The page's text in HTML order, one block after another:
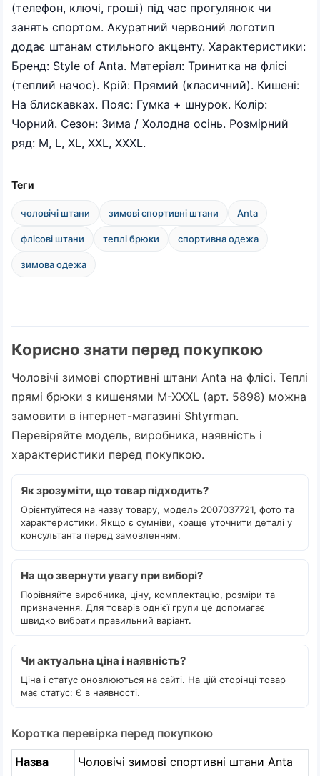
(телефон, ключі, гроші) під час прогулянок чи
занять спортом. Акуратний червоний логотип
додає штанам стильного акценту. Характеристики:
Бренд: Style of Anta. Матеріал: Тринитка на флісі
(теплий начос). Крій: Прямий (класичний). Кишені:
На блискавках. Пояс: Гумка + шнурок. Колір:
Чорний. Сезон: Зима / Холодна осінь. Розмірний
ряд: M, L, XL, XXL, XXXL.
Теги
чоловічі штани зимові спортивні штани Anta
флісові штани теплі брюки спортивна одежа
зимова одежа
Корисно знати перед покупкою
Чоловічі зимові спортивні штани Anta на флісі. Теплі
прямі брюки з кишенями M-XXXL (арт. 5898) можна
замовити в інтернет-магазині Shtyrman.
Перевіряйте модель, виробника, наявність і
характеристики перед покупкою.
Як зрозуміти, що товар підходить?
Орієнтуйтеся на назву товару, модель 2007037721, фото та
характеристики. Якщо є сумніви, краще уточнити деталі у
консультанта перед замовленням.
На що звернути увагу при виборі?
Порівняйте виробника, ціну, комплектацію, розміри та
призначення. Для товарів однієї групи це допомагає
швидко вибрати правильний варіант.
Чи актуальна ціна і наявність?
Ціна і статус оновлюються на сайті. На цій сторінці товар
має статус: Є в наявності.
Коротка перевірка перед покупкою
Назва
Чоловічі зимові спортивні штани Anta